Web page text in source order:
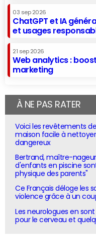
03 sep 2026
ChatGPT et IA
et usages
21 sep 2026
Web analytics :
marketing
À NE PAS RATER
Voici les revêtements
maison facile à
dangereux
Bertrand, maître-
d'enfants en piscine
physique des parents"
Ce Français déloge les
violence grâce à un
Les neurologues en
pour le cerveau et